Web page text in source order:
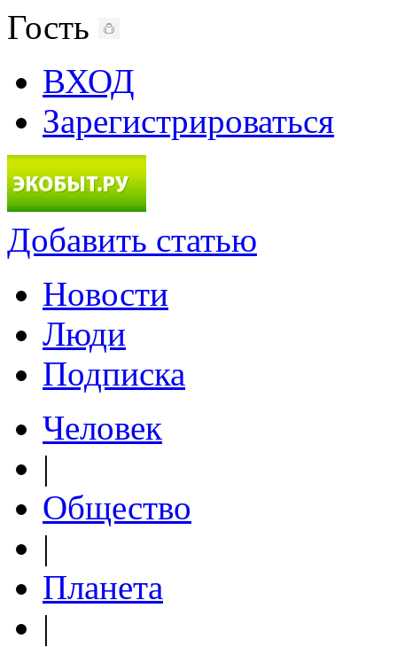
Гость
ВХОД
Зарегистрироваться
Добавить статью
Новости
Люди
Подписка
Человек
|
Общество
|
Планета
|